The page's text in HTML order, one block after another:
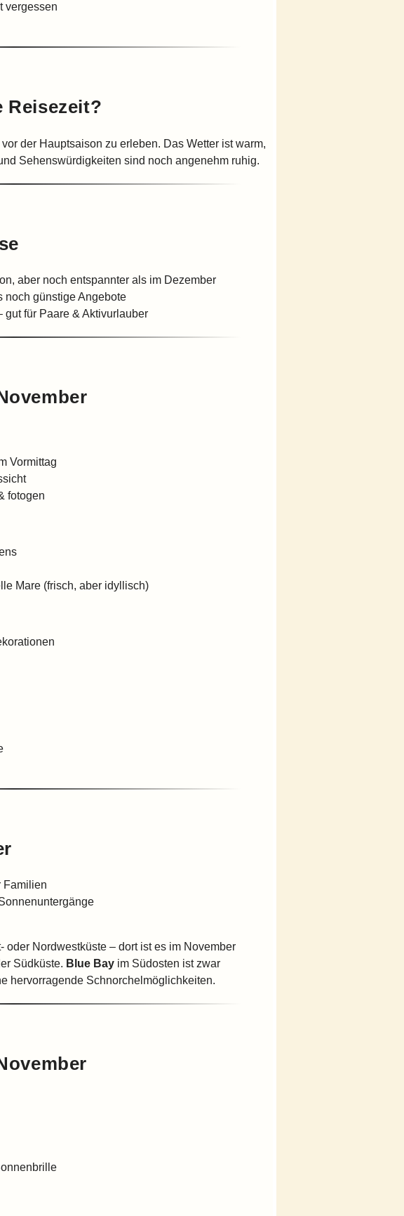
vergessen
Reisezeit?
der Hauptsaison zu erleben. Das Wetter ist warm,
Sehenswürdigkeiten sind noch angenehm ruhig.
aber noch entspannter als im Dezember
noch günstige Angebote
gut für Paare & Aktivurlauber
Vormittag
fotogen
Mare (frisch, aber idyllisch)
Familien
oder Nordwestküste – dort ist es im November
Südküste. Blue Bay im Südosten ist zwar
hervorragende Schnorchelmöglichkeiten.